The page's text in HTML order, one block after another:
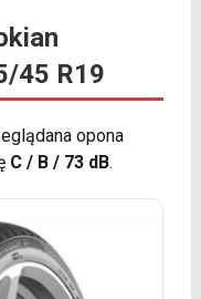
45 R19
opona
C / B / 73 dB.